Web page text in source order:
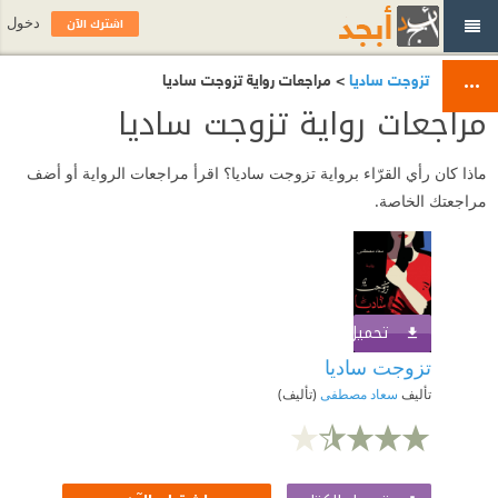
تزوجت ساديا> مراجعات رواية تزوجت ساديا
مراجعات رواية تزوجت ساديا
ماذا كان رأي القرّاء برواية تزوجت ساديا؟ اقرأ مراجعات الرواية أو أضف
مراجعتك الخاصة.
تحميل الكتاب
تزوجت ساديا
تأليف سعاد مصطفى (تأليف)
اشترك الآن دخول